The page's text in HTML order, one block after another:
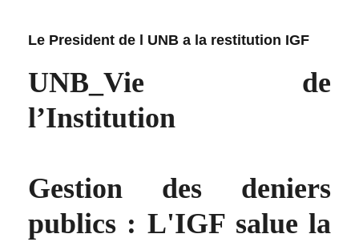
Le President de l UNB a la restitution IGF
UNB_Vie de
l’Institution
Gestion des deniers
publics : L'IGF salue la